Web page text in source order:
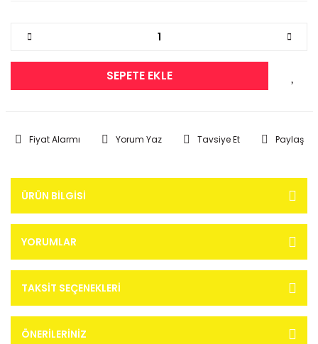
SEPETE EKLE
Fiyat Alarmı Yorum Yaz Tavsiye Et Paylaş
ÜRÜN BILGISI
YORUMLAR
TAKSIT SEÇENEKLERI
ÖNERILERINIZ